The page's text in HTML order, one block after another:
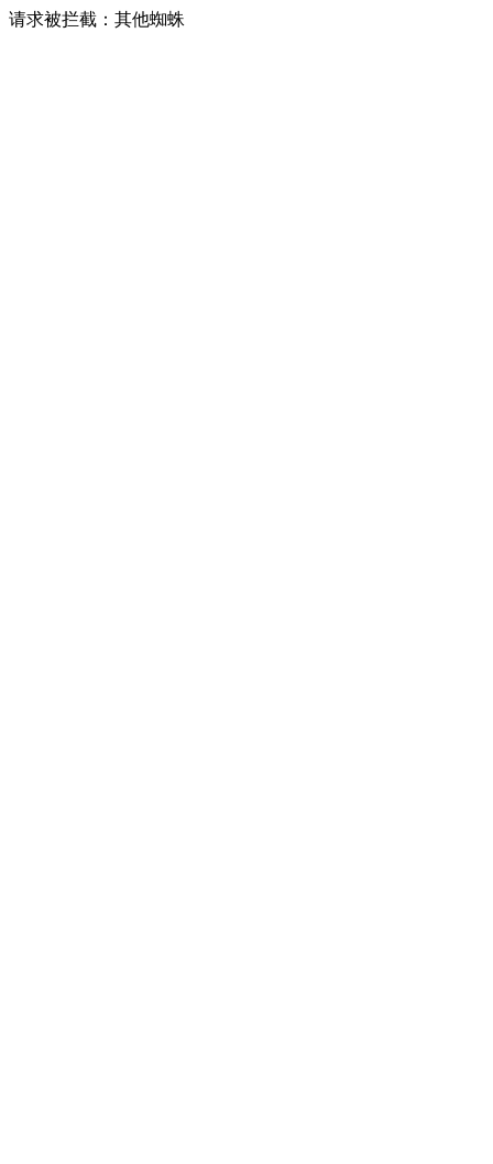
请求被拦截：其他蜘蛛